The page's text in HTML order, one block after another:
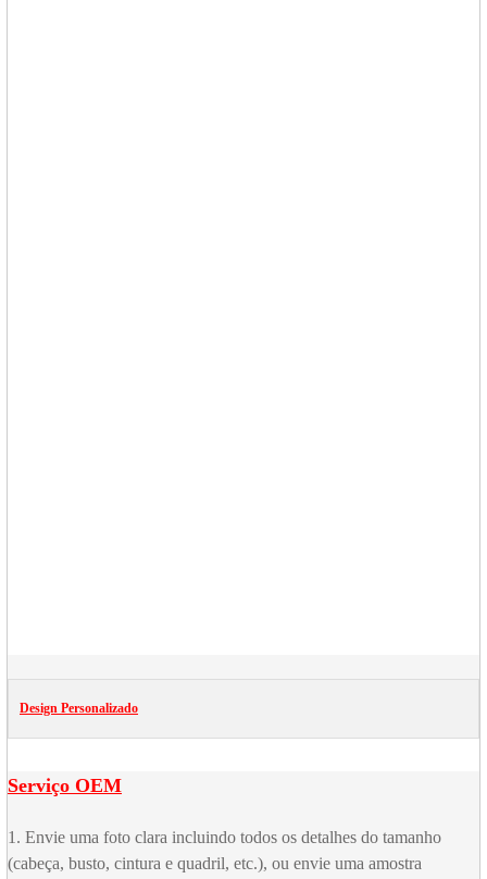
Design Personalizado
Serviço OEM
1. Envie uma foto clara incluindo todos os detalhes do tamanho
(cabeça, busto, cintura e quadril, etc.), ou envie uma amostra